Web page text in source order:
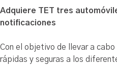
Adquiere TET tres
notificaciones
Con el objetivo de llevar a
rápidas y seguras a los